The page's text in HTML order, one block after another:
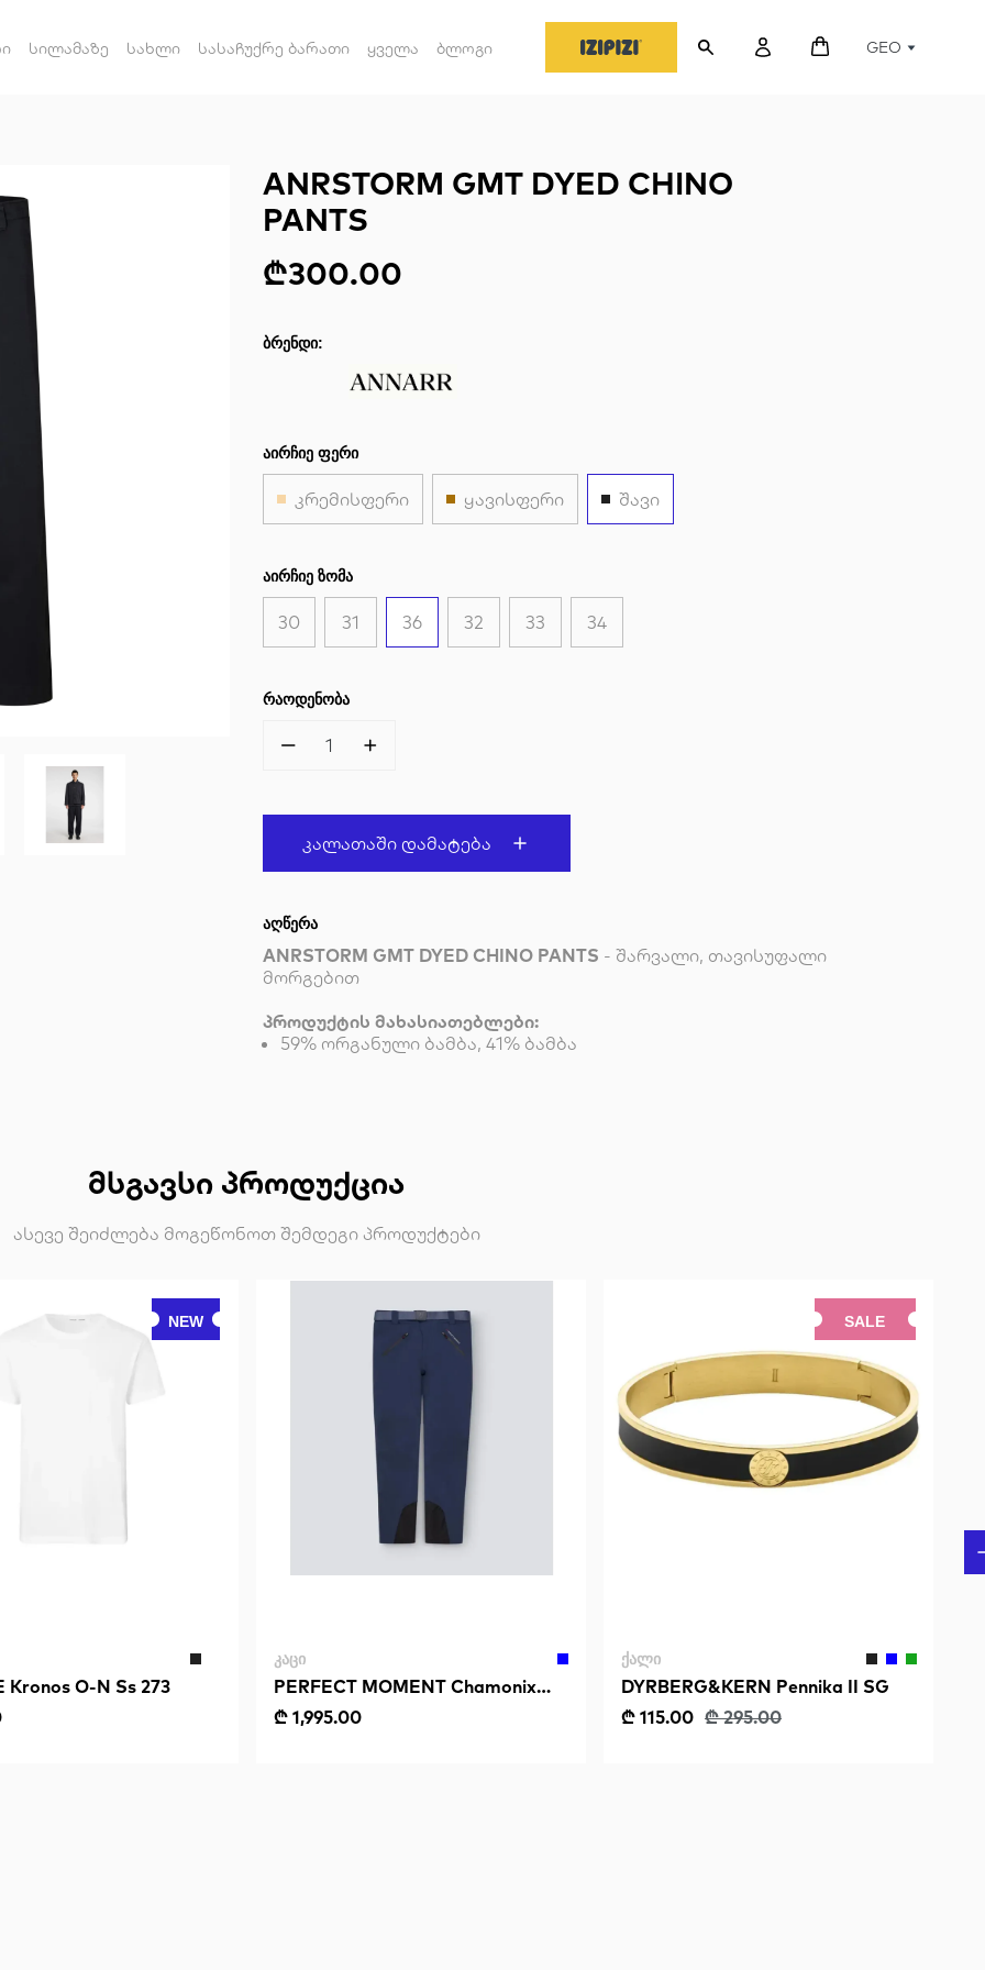
სილამაზე სახლი სასაჩუქრე ბარათი ყველა ბლოგი GEO
ANRSTORM GMT DYED CHINO
PANTS
₾300.00
ᲑᲠᲔᲜᲓᲘ:
ᲐᲘᲠᲩᲘᲔ ᲤᲔᲠᲘ
კრემისფერი ყავისფერი შავი
ᲐᲘᲠᲩᲘᲔ ᲖᲝᲛᲐ
30 31 36 32 33 34
ᲠᲐᲝᲓᲔᲜᲝᲑᲐ
1
Კალათაში Დამატება
ᲐᲦᲬᲔᲠᲐ
ANRSTORM GMT DYED CHINO PANTS - შარვალი, თავისუფალი
მორგებით
პროდუქტის მახასიათებლები:
59% ორგანული ბამბა, 41% ბამბა
ᲛᲡᲒᲐᲕᲡᲘ ᲞᲠᲝᲓᲣᲥᲪᲘᲐ
ასევე შეიძლება მოგეწონოთ შემდეგი პროდუქტები
NEW
Kronos O-N Ss 273
ᲙᲐᲪᲘ
PERFECT MOMENT Chamonix
Pant
₾ 1,995.00
SALE
ᲥᲐᲚᲘ
DYRBERG&KERN Pennika II SG
₾ 115.00 ₾ 295.00